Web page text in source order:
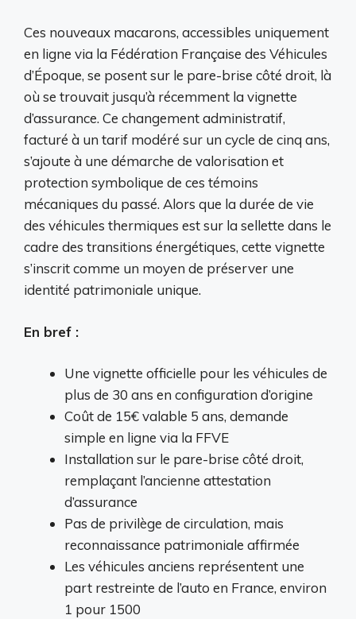
Ces nouveaux macarons, accessibles uniquement
en ligne via la Fédération Française des Véhicules
d’Époque, se posent sur le pare-brise côté droit, là
où se trouvait jusqu’à récemment la vignette
d’assurance. Ce changement administratif,
facturé à un tarif modéré sur un cycle de cinq ans,
s’ajoute à une démarche de valorisation et
protection symbolique de ces témoins
mécaniques du passé. Alors que la durée de vie
des véhicules thermiques est sur la sellette dans le
cadre des transitions énergétiques, cette vignette
s’inscrit comme un moyen de préserver une
identité patrimoniale unique.
En bref :
Une vignette officielle pour les véhicules de
plus de 30 ans en configuration d’origine
Coût de 15€ valable 5 ans, demande
simple en ligne via la FFVE
Installation sur le pare-brise côté droit,
remplaçant l’ancienne attestation
d’assurance
Pas de privilège de circulation, mais
reconnaissance patrimoniale affirmée
Les véhicules anciens représentent une
part restreinte de l’auto en France, environ
1 pour 1500